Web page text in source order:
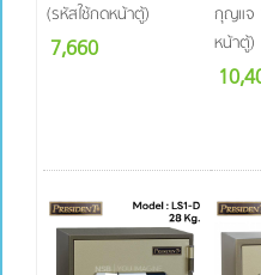
(รหัสใช้กดหน้าตู้)
7,660
กุญแจ
หน้าตู้)